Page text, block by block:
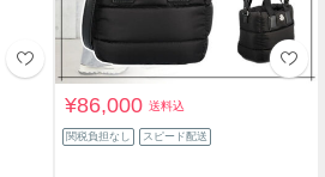
¥86,000送料込
関税負担なし スピード配送